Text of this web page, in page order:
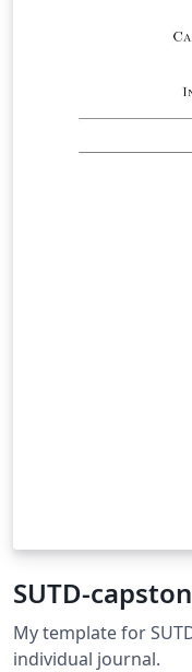
SUTD-
My template for SUTD
individual journal.